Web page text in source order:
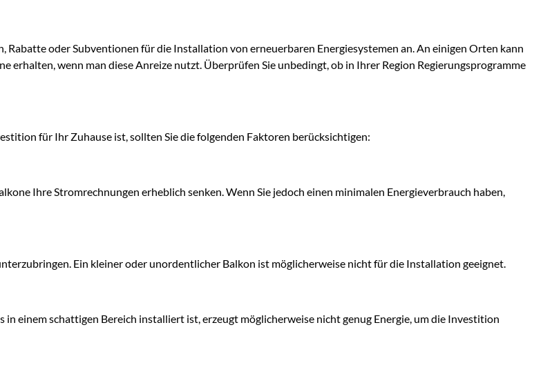
oder Subventionen für die Installation von erneuerbaren Energiesystemen an. An einigen Orten kann
erhalten, wenn man diese Anreize nutzt. Überprüfen Sie unbedingt, ob in Ihrer Region Regierungsprogramme
für Ihr Zuhause ist, sollten Sie die folgenden Faktoren berücksichtigen:
Ihre Stromrechnungen erheblich senken. Wenn Sie jedoch einen minimalen Energieverbrauch haben,
Ein kleiner oder unordentlicher Balkon ist möglicherweise nicht für die Installation geeignet.
in einem schattigen Bereich installiert ist, erzeugt möglicherweise nicht genug Energie, um die Investition